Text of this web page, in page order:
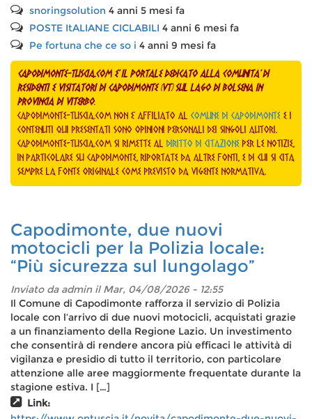
snoringsolution 4 anni 5 mesi fa
POSTE ItALIANE CICLABILI 4 anni 6 mesi fa
Pe fortuna che ce so i 4 anni 9 mesi fa
capodimonte-tuscia.com e' il portale dedicato alla comunita' di
residenti e visitatori di Capodimonte (VT) sul lago di Bolsena in
provincia di Viterbo.
capodimonte-tuscia.com non e' affiliato al Comune di Capodimonte e i
contenuti qui presentati sono opinioni personali dei singoli autori.
capodimonte-tuscia.com si rimette al Diritto di Citazione per le notizie,
in particolare su Capodimonte, riportate da altre fonti, e di cui si cita
sempre la fonte originale come previsto da vigente normativa.
Capodimonte, due nuovi
motocicli per la Polizia locale:
“Più sicurezza sul lungolago”
Inviato da adminil Mar, 04/08/2026 - 12:55
Il Comune di Capodimonte rafforza il servizio di Polizia
locale con l’arrivo di due nuovi motocicli, acquistati grazie
a un finanziamento della Regione Lazio. Un investimento
che consentirà di rendere ancora più efficaci le attività di
vigilanza e presidio di tutto il territorio, con particolare
attenzione alle aree maggiormente frequentate durante la
stagione estiva. I […]
Link: